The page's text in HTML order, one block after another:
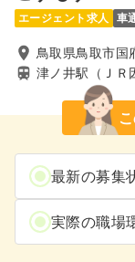
エージェント求人 車
鳥取県鳥取市
津ノ井駅（ＪＲ
最新の募集
実際の職場